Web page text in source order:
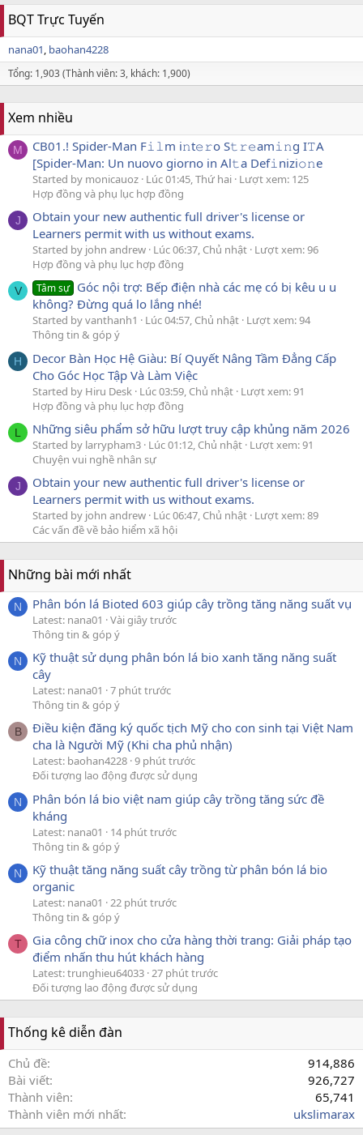
BQT Trực Tuyến
nana01 baohan4228
Tổng: 1,903 (Thành viên: 3, khách: 1,900)
Xem nhiều
M
CB01.! Spider-Man F𝚒𝚕m i𝚗t𝚎𝚛o S𝚝𝚛𝚎am𝚒𝚗g I𝚃A
[Spider-Man: Un nuovo giorno in Al𝚝a Def𝚒nizi𝚘𝚗e
Started by monicauoz Lúc 01:45, Thứ hai Lượt xem: 125
Hợp đồng và phụ lục hợp đồng
J
Obtain your new authentic full driver's license or
Learners permit with us without exams.
Started by john andrew Lúc 06:37, Chủ nhật Lượt xem: 96
Hợp đồng và phụ lục hợp đồng
V Tâm sự Góc nội trợ: Bếp điện nhà các mẹ có bị kêu u u
không? Đừng quá lo lắng nhé!
Started by vanthanh1 Lúc 04:57, Chủ nhật Lượt xem: 94
Thông tin & góp ý
H
Decor Bàn Học Hệ Giàu: Bí Quyết Nâng Tầm Đẳng Cấp
Cho Góc Học Tập Và Làm Việc
Started by Hiru Desk Lúc 03:59, Chủ nhật Lượt xem: 91
Hợp đồng và phụ lục hợp đồng
L Những siêu phẩm sở hữu lượt truy cập khủng năm 2026
Started by larrypham3 Lúc 01:12, Chủ nhật Lượt xem: 91
Chuyện vui nghề nhân sự
J
Obtain your new authentic full driver's license or
Learners permit with us without exams.
Started by john andrew Lúc 06:47, Chủ nhật Lượt xem: 89
Các vấn đề về bảo hiểm xã hội
Những bài mới nhất
N Phân bón lá Bioted 603 giúp cây trồng tăng năng suất vụ
Latest: nana01
Vài giây trước
Thông tin & góp ý
N
Kỹ thuật sử dụng phân bón lá bio xanh tăng năng suất
cây
Latest: nana01
7 phút trước
Thông tin & góp ý
B
Điều kiện đăng ký quốc tịch Mỹ cho con sinh tại Việt Nam
cha là Người Mỹ (Khi cha phủ nhận)
Latest: baohan4228 9 phút trước
Đối tượng lao động được sử dụng
N
Phân bón lá bio việt nam giúp cây trồng tăng sức đề
kháng
Latest: nana01
14 phút trước
Thông tin & góp ý
N
Kỹ thuật tăng năng suất cây trồng từ phân bón lá bio
organic
Latest: nana01
22 phút trước
Thông tin & góp ý
T
Gia công chữ inox cho cửa hàng thời trang: Giải pháp tạo
điểm nhấn thu hút khách hàng
Latest: trunghieu64033 27 phút trước
Đối tượng lao động được sử dụng
Thống kê diễn đàn
Chủ đề
914,886
Bài viết
926,727
Thành viên
65,741
Thành viên mới nhất
ukslimarax